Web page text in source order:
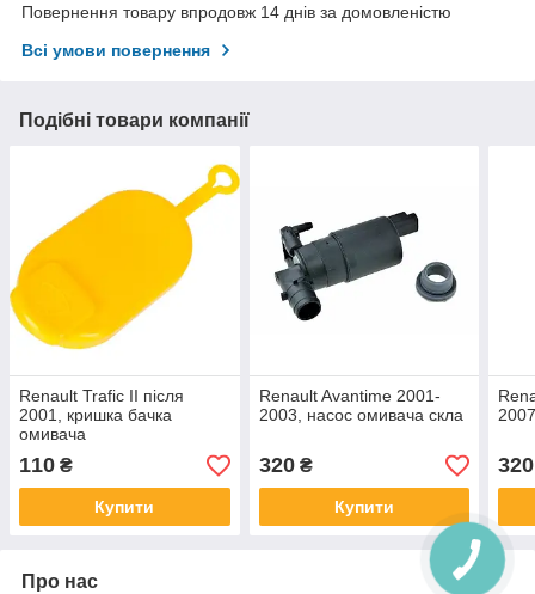
Повернення товару впродовж 14 днів за домовленістю
Всі умови повернення
Подібні товари компанії
Renault Trafic II після
2001, кришка бачка
омивача
110 ₴
Купити
Renault Avantime 2001-
2003, насос омивача скла
320₴
Купити
320
Про нас